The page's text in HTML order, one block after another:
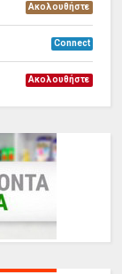
Ακολουθήστε
Connect
Ακολουθήστε